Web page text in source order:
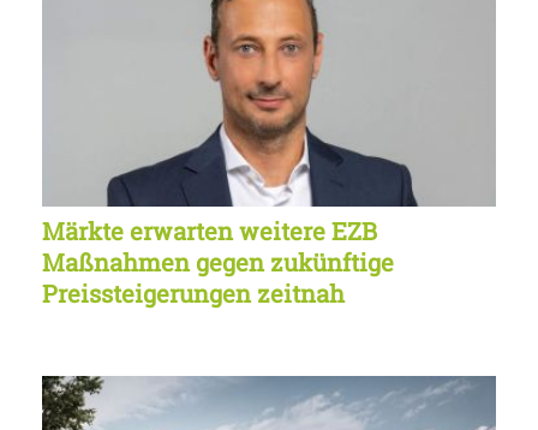
Märkte erwarten weitere EZB
Maßnahmen gegen zukünftige
Preissteigerungen zeitnah